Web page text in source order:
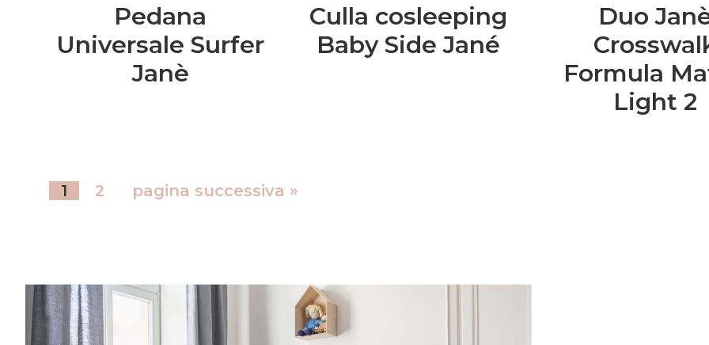
Pedana
Universale Surfer
Janè
Culla cosleeping
Baby Side Jané
Duo
Formula
Light 2
1 2 pagina successiva »
Entra anche tu nel mondo delle Royal Families: la nostra
community è grandissima e speciale.Una volta al mese riceverai